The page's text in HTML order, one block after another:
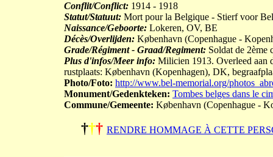
Conflit/Conflict: 1914 - 1918
Statut/Statuut: Mort pour la Belgique - Stierf voor
Naissance/Geboorte: Lokeren, OV, BE
Décès/Overlijden: København (Copenhague -
Grade/Régiment - Graad/Regiment: Soldat de 2ème
Plus d'infos/Meer info: Milicien 1913. Overleed aan
rustplaats: København (Kopenhagen), DK,
Photo/Foto: http://www.bel-memorial.org/
Monument/Gedenkteken: Tombes belges dans le
Commune/Gemeente: København (Copenhague -
††† RENDRE HOMMAGE À CETTE